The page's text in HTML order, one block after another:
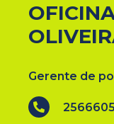
Gerente de